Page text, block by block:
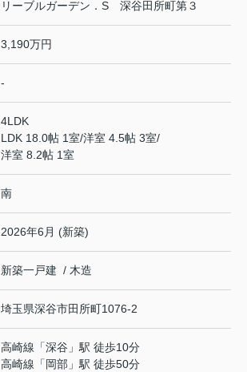
リーブルガーデン．S 深谷田所町第３
3,190万円
-
4LDK
LDK 18.0帖 1室/洋室 4.5帖 3室/
洋室 8.2帖 1室
南
2026年6月 (新築)
新築一戸建 / 木造
埼玉県深谷市田所町1076-2
高崎線 「深谷 」駅 徒歩10分
高崎線 「 岡部 」駅 徒歩50分